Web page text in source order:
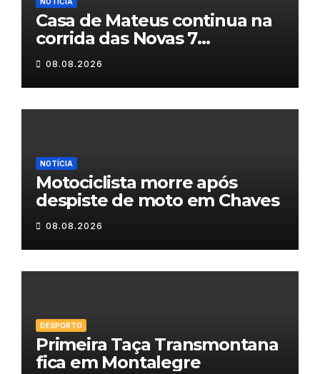
Casa de Mateus continua na
corrida das Novas 7
Maravilhas de Portugal
08.08.2026
NOTÍCIA
Motociclista morre após
despiste de moto em Chaves
08.08.2026
DESPORTO
Primeira Taça Transmontana
fica em Montalegre